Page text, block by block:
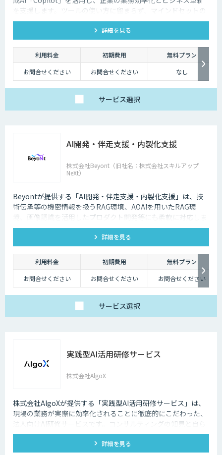
を支援します。ツールの使い方に留まらず、マインドセットの
育成、企画設計、活用、実装までを一気通貫でサポートしま
詳細を見る
利用料金 初期費用
無料プラン
お問合せください
お問合せください なし
サービス選択
AI開発・伴走支援・内製化支援
株式会社Beyont（旧社名：株式会社スキルアップ
NeXt）
Beyontが提供する「AI開発・伴走支援・内製化支援」は、技
術伝承等の機密情報を扱うRAG環境、AOAIを用いたRAG環
境、画像認識を活用したプロダクト開発等にも柔軟に対応しま
す。
詳細を見る
利用料金 初期費用
無料プラン
お問合せください
お問合せください お問合せください
サービス選択
実践型AI活用研修サービス
株式会社AlgoX
株式会社AlgoXが提供する「実践型AI活用研修サービス」は、
現場の業務が実際に効率化されることに徹底的にこだわった、
法人向けAI研修サービスです。コンサルティングの知見と自ら
考え・実践する研修設計により、今日から実務で使えるスキ
ル・考え方を体得頂けます。詳細を見る